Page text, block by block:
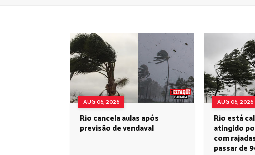
AUG 06, 2026
Rio cancela aulas após
previsão de vendaval
AUG 06, 2026
Rio está
atingido
com
passar de